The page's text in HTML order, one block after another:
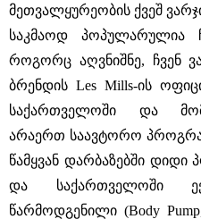
მეთვალყურეობის ქვეშ
საკმაოდ პოპულარულია
როგორც აღვნიშნე, ჩვენ
ბრენდის Les Mills-ის
საქართველოში და
არაერთ საავტორო
წამყვან დარბაზებში
და საქართველოში
წარმოდგენილი (Body